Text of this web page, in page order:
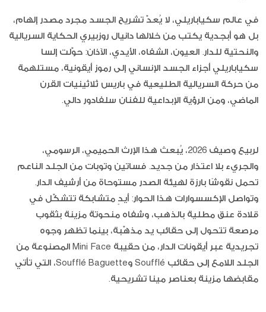
في عالم سكياباريلي، لا يُعدّ تشريح الجسد مجرد مصدر إلهام،
بل هو أبجدية يكتب من خلالها دانيال روزبيري الحكاية السريالية
والنحتية للدار. العيون، الشفاه، الأيدي، الآذان: حوّلت إلسا
سكياباريلي أجزاء الجسد الإنساني إلى رموز أيقونية، مستلهمة
من حركة السريالية الطليعية في باريس ثلاثينيات القرن
الماضي، ومن الرؤية الإبداعية للفنان سلفادور دالي.
لربيع وصيف 2026، يُبعث هذا الإرث الحميمي، الرسومي،
والجريء بلا اعتذار من جديد. فساتين وتوبات من الجلد الناعم
تحمل نقوشًا بارزة لهيئة الصدر مستوحاة من أرشيف الدار.
وتواصل الإكسسوارات هذا الحوار: أيدٍ متشابكة تتشكّل في
قلادة عنق مطلية بالذهب، وشفاه منحوتة مزينة بثقوب
مرصعة تتحول إلى حقائب يد مذهّبة، بينما تظهر وجوه
تجريدية عبر أيقونات الدار، من حقيبة Mini Face المصنوعة من
الجلد اللامع إلى حقائب Soufflé وSoufflé Baguette، التي تأتي
مقابضها مزينة بعناصر مينا تشريحية.